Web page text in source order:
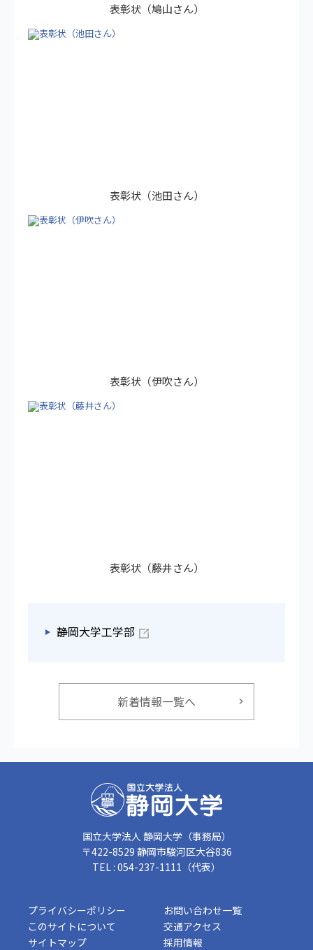
表彰状（鳩山さん）
表彰状（池田さん）
表彰状（伊吹さん）
表彰状（藤井さん）
静岡大学工学部
新着情報一覧へ
国立大学法人 静岡大学（事務局）
〒422-8529 静岡市駿河区大谷836
TEL : 054-237-1111（代表）
プライバシーポリシー
このサイトについて
サイトマップ
お問い合わせ一覧
交通アクセス
採用情報